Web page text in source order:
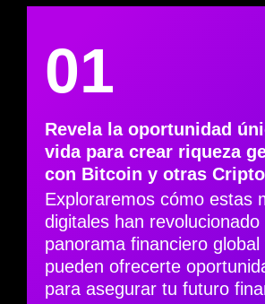
01
Revela la oportunidad
vida para crear riqueza
con Bitcoin y otras
Exploraremos cómo estas
digitales han revolucionado
panorama financiero
pueden ofrecerte
para asegurar tu futuro